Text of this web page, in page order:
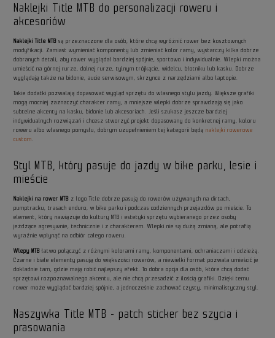
Naklejki Title MTB do personalizacji roweru i
akcesoriów
Naklejki Title MTB są przeznaczone dla osób, które chcą wyróżnić rower bez kosztownych
modyfikacji. Zamiast wymieniać komponenty lub zmieniać kolor ramy, wystarczy kilka dobrze
dobranych detali, aby rower wyglądał bardziej spójnie, sportowo i indywidualnie. Wlepki można
umieścić na górnej rurze, dolnej rurze, tylnym trójkącie, widelcu, błotniku lub kasku. Dobrze
wyglądają także na bidonie, aucie serwisowym, skrzynce z narzędziami albo laptopie.
Takie dodatki pozwalają dopasować wygląd sprzętu do własnego stylu jazdy. Większe grafiki
mogą mocniej zaznaczyć charakter ramy, a mniejsze wlepki dobrze sprawdzają się jako
subtelne akcenty na kasku, bidonie lub akcesoriach. Jeśli szukasz jeszcze bardziej
indywidualnych rozwiązań i chcesz stworzyć projekt dopasowany do konkretnej ramy, koloru
roweru albo własnego pomysłu, dobrym uzupełnieniem tej kategorii będąnaklejki rowerowe
custom.
Styl MTB, który pasuje do jazdy w bike parku, lesie i
mieście
Naklejki na rower MTB z logo Title dobrze pasują do rowerów używanych na dirtach,
pumptracku, trasach enduro, w bike parku i podczas codziennych przejazdów po mieście. To
element, który nawiązuje do kultury MTB i estetyki sprzętu wybieranego przez osoby
jeżdżące agresywnie, technicznie i z charakterem. Wlepki nie są dużą zmianą, ale potrafią
wyraźnie wpłynąć na odbiór całego roweru.
Wlepy MTB łatwo połączyć z różnymi kolorami ramy, komponentami, ochraniaczami i odzieżą.
Czarne i białe elementy pasują do większości rowerów, a niewielki format pozwala umieścić je
dokładnie tam, gdzie mają robić najlepszy efekt. To dobra opcja dla osób, które chcą dodać
sprzętowi rozpoznawalnego akcentu, ale nie chcą przesadzić z ilością grafiki. Dzięki temu
rower może wyglądać bardziej spójnie, a jednocześnie zachować czysty, minimalistyczny styl.
Naszywka Title MTB - patch sticker bez szycia i
prasowania